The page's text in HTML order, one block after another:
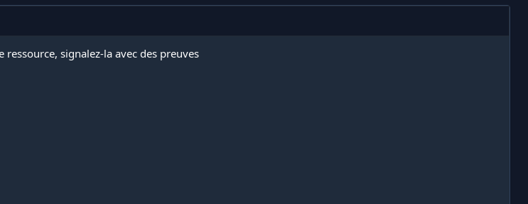
ressource, signalez-la avec des preuves